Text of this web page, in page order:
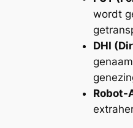
wordt
DHI
Robot-